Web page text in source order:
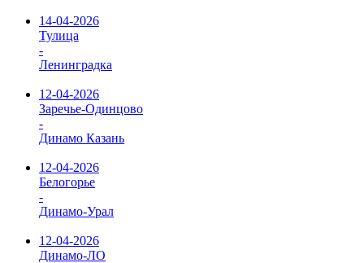
14-04-2026
Тулица
-
Ленинградка
12-04-2026
Заречье-Одинцово
-
Динамо Казань
12-04-2026
Белогорье
-
Динамо-Урал
12-04-2026
Динамо-ЛО